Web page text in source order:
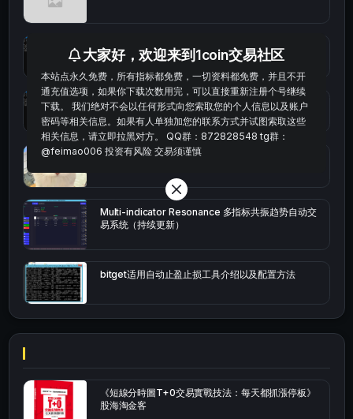
统计涨跌幅的python代码
okx的短线量化的免费版本
bybit安卓端
Multi-indicator Resonance 多指标共振趋势自动交
易系统（持续更新）
bitget适用自动止盈止损工具介绍以及配置方法
《短線分時圖T+0交易實戰技法：每天都抓漲停板》
股海淘金客
大家好，欢迎来到1coin交易社区
本站点永久免费，所有指标都免费，一切资料都免费，并且不开
通充值选项，如果你下载次数用完，可以直接重新注册个号继续
下载。 我们绝对不会以任何形式向您索取您的个人信息以及账户
密码等相关信息。如果有人单独加您的联系方式并试图索取这些
相关信息，请立即拉黑对方。 QQ群：872828548 tg群：
@feimao006 投资有风险 交易须谨慎